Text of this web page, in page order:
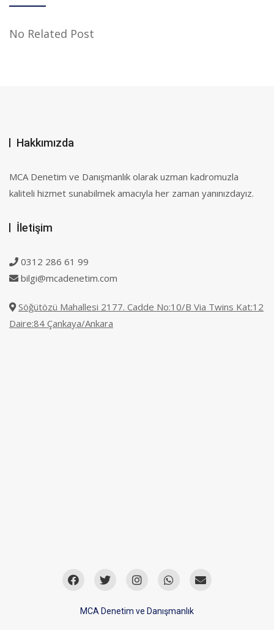
No Related Post
Hakkımızda
MCA Denetim ve Danışmanlık olarak uzman kadromuzla
kaliteli hizmet sunabilmek amacıyla her zaman yanınızdayız.
İletişim
0312 286 61 99
bilgi@mcadenetim.com
Söğütözü Mahallesi 2177. Cadde No:10/B Via Twins Kat:12
Daire:84 Çankaya/Ankara
MCA Denetim ve Danışmanlık